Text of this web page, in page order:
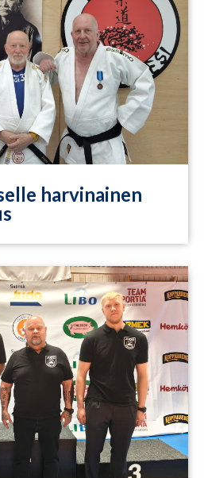
harvinainen